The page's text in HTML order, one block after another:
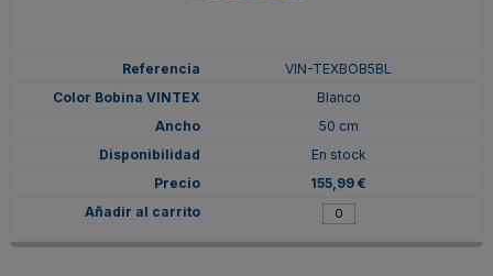
VIN-TEXBOB5BL
Blanco
50 cm
En stock
155,99 €